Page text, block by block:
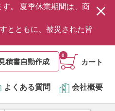
。 夏季休業期間は、商
とともに、被災された皆
見積書自動作成 カート
0
よくある質問 会社概要